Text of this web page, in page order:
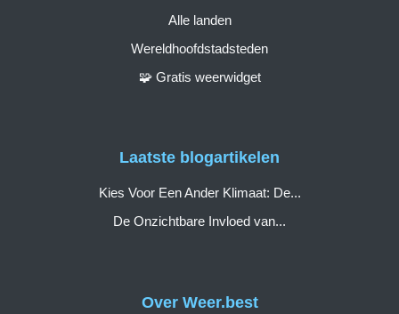
Over Weer.best
Alle landen
Wereldhoofdstadsteden
🧩 Gratis weerwidget
Laatste blogartikelen
Kies Voor Een Ander Klimaat: De...
De Onzichtbare Invloed van...